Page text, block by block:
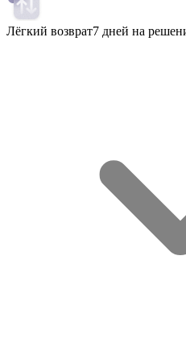
Лёгкий возврат7 дней на